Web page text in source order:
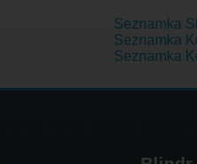
Seznamka
Seznamka
Seznamka